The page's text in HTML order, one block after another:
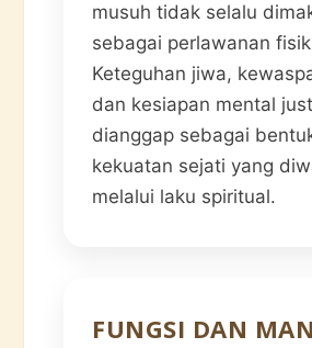
musuh tidak selalu
sebagai perlawanan
Keteguhan jiwa,
dan kesiapan mental
dianggap sebagai
kekuatan sejati yang
melalui laku spiritual.
FUNGSI DAN